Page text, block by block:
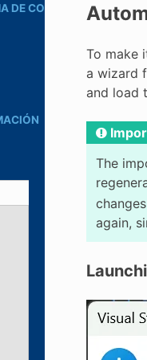
DE CONTROL
To make
a wizard
and load
The
again,